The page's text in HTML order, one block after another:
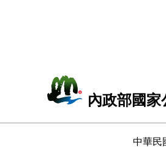
內政部國
中華民